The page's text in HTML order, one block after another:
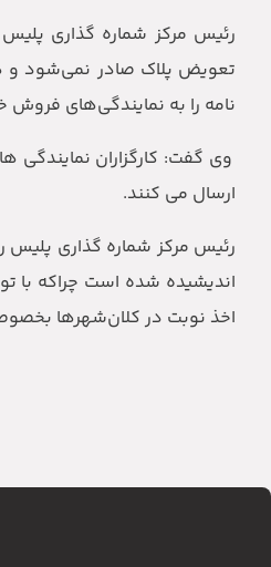
تعویض پلاک صادر نمی‌شود و
نامه را به نمایندگی‌های
وی‌ گفت: کارگزاران نمایندگی
ارسال می کنند.
رئیس مرکز شماره گذاری پلیس
اخذ نوبت در کلان‌شهرها